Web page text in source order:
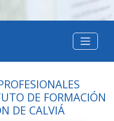
DE FORMACIÓN
DE CALVIÁ